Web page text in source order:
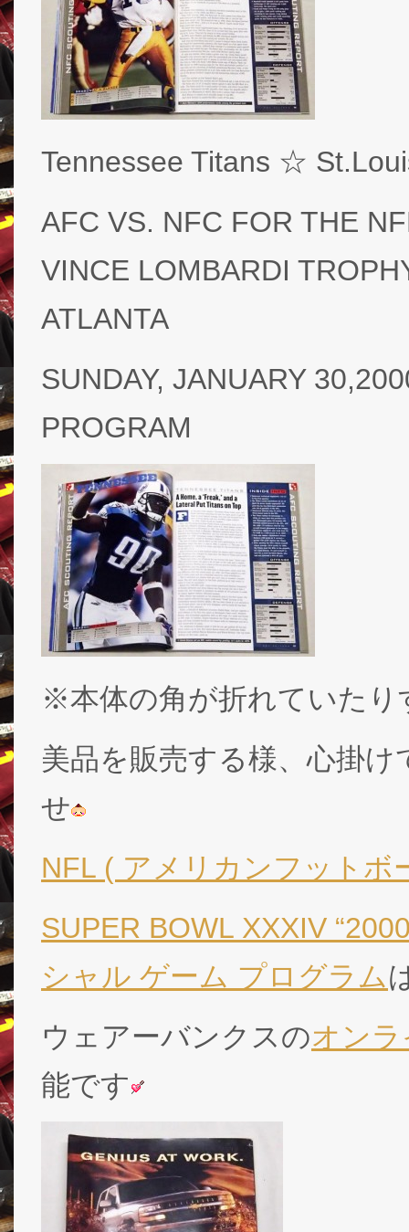
Tennessee Titans ☆
AFC VS. NFC FOR THE
VINCE LOMBARDI
ATLANTA
SUNDAY, JANUARY
PROGRAM
※本体の角が折れていたり
美品を販売する様、心掛
せ
NFL ( アメリカンフットボ
SUPER BOWL XXXIV
シャル ゲーム プログラム
ウェアーバンクスのオン
能です